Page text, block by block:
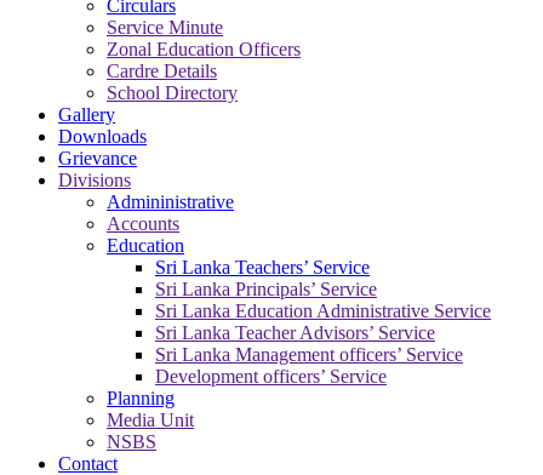
Circulars
Service Minute
Zonal Education Officers
Cardre Details
School Directory
Gallery
Downloads
Grievance
Divisions
Admininistrative
Accounts
Education
Sri Lanka Teachers’ Service
Sri Lanka Principals’ Service
Sri Lanka Education Administrative Service
Sri Lanka Teacher Advisors’ Service
Sri Lanka Management officers’ Service
Development officers’ Service
Planning
Media Unit
NSBS
Contact